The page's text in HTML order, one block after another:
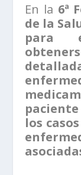
En la 6ª
de la
para
los